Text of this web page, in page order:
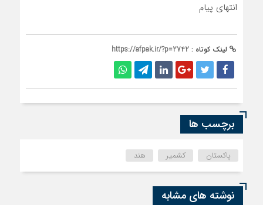
انتهای پیام
لینک کوتاه : https://afpak.ir/?p=2742
برچسب ها
پاکستان کشمیر هند
نوشته های مشابه